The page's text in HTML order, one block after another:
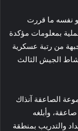
نفسه ما قررت
بمعلومات مؤكدة
من رتبة عسكرية
الجيش الثالث
الصاعقة آنذاك
باستدعاء النقيب أحمد شوقي قائد الكتيبة 43 صاعقة، وأبلغه
والتدريب بمنطقة